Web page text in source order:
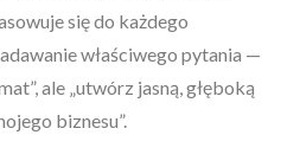
się do każdego
właściwego pytania —
ale „utwórz jasną, głęboką
biznesu”.